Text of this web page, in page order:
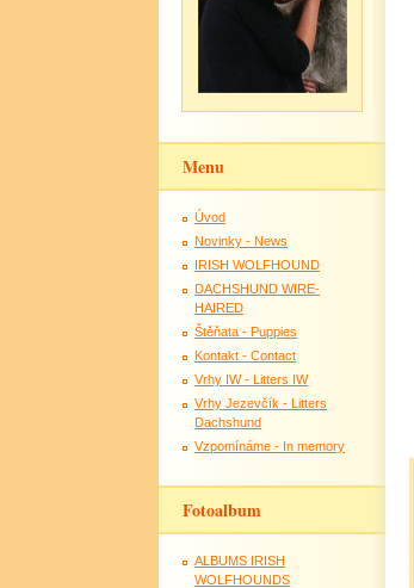
Menu
Úvod
Novinky - News
IRISH WOLFHOUND
DACHSHUND WIRE-
HAIRED
Štěňata - Puppies
Kontakt - Contact
Vrhy IW - Litters IW
Vrhy Jezevčík - Litters
Dachshund
Vzpomínáme - In memory
Fotoalbum
ALBUMS IRISH
WOLFHOUNDS